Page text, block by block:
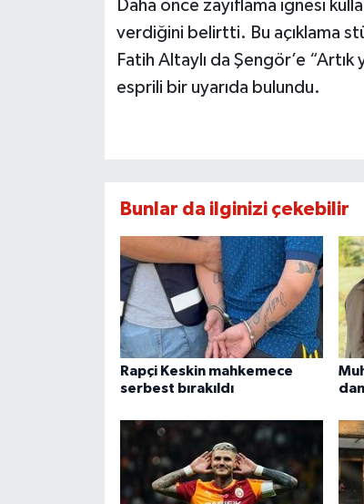
Daha önce zayıflama iğnesi
verdiğini belirtti. Bu açıklama
Fatih Altaylı da Şengör’e
esprili bir uyarıda bulundu.
Bunlar da ilginizi çekebilir
Rapçi Keskin mahkemece
serbest bırakıldı